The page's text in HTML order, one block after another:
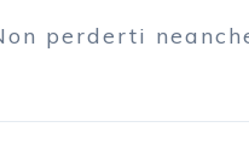
perderti